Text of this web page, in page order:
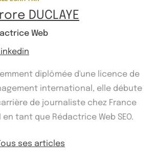
DUCLAYE
Web
diplômée d'une licence de
international, elle débute
de journaliste chez France
en tant que Rédactrice Web SEO.
ses articles